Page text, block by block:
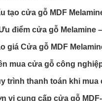
tạo cửa gỗ MDF
điểm cửa gỗ Melamine
giá Cửa gỗ MDF
mua cửa gỗ công
trình thanh toán khi
vị cung cấp cửa gỗ